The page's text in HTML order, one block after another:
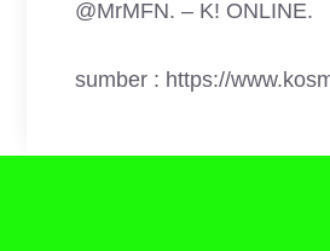
@MrMFN. – K! ONLINE.
sumber : https://